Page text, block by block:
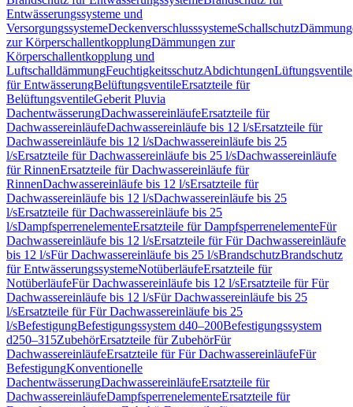
Entwässerungssysteme und
VersorgungssystemeDeckenverschlusssystemeSchallschutz
zur KörperschallentkopplungDämmungen zur
Körperschallentkopplung und
LuftschalldämmungFeuchtigkeitsschutzAbdichtungenLüftungsventile
für EntwässerungBelüftungsventileErsatzteile für
BelüftungsventileGeberit Pluvia
DachentwässerungDachwassereinläufeErsatzteile für
DachwassereinläufeDachwassereinläufe bis 12 l/sErsatzteile für
Dachwassereinläufe bis 12 l/sDachwassereinläufe bis 25
l/sErsatzteile für Dachwassereinläufe bis 25 l/sDachwassereinläufe
für RinnenErsatzteile für Dachwassereinläufe für
RinnenDachwassereinläufe bis 12 l/sErsatzteile für
Dachwassereinläufe bis 12 l/sDachwassereinläufe bis 25
l/sErsatzteile für Dachwassereinläufe bis 25
l/sDampfsperrenelementeErsatzteile für DampfsperrenelementeFür
Dachwassereinläufe bis 12 l/sErsatzteile für Für Dachwassereinläufe
bis 12 l/sFür Dachwassereinläufe bis 25 l/sBrandschutzBrandschutz
für EntwässerungssystemeNotüberläufeErsatzteile für
NotüberläufeFür Dachwassereinläufe bis 12 l/sErsatzteile für Für
Dachwassereinläufe bis 12 l/sFür Dachwassereinläufe bis 25
l/sErsatzteile für Für Dachwassereinläufe bis 25
l/sBefestigungBefestigungssystem d40–200Befestigungssystem
d250–315ZubehörErsatzteile für ZubehörFür
DachwassereinläufeErsatzteile für Für DachwassereinläufeFür
BefestigungKonventionelle
DachentwässerungDachwassereinläufeErsatzteile für
DachwassereinläufeDampfsperrenelementeErsatzteile für